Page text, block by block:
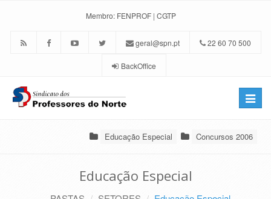
Membro: FENPROF | CGTP
geral@spn.pt 22 60 70 500
BackOffice
Toggle
Educação Especial Concursos 2006
Educação Especial